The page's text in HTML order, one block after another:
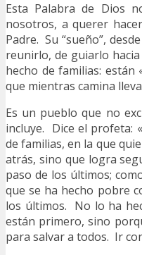
Esta Palabra de Dios
nosotros, a querer
Padre. Su “sueño”,
reunirlo, de guiarlo
hecho de familias:
que mientras camina
Es un pueblo que no
incluye. Dice el profeta:
de familias, en la que
atrás, sino que logra
paso de los últimos;
que se ha hecho pobre
los últimos. No lo ha
están primero, sino
para salvar a todos. Ir